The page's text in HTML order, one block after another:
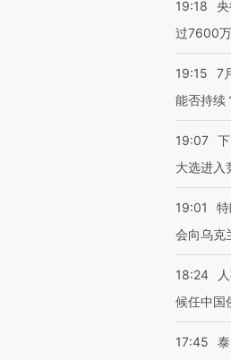
19:18
过7600
19:15
7
能否持续
19:07
大选进入
19:01
会向乌克
18:24
候任中国
17:45